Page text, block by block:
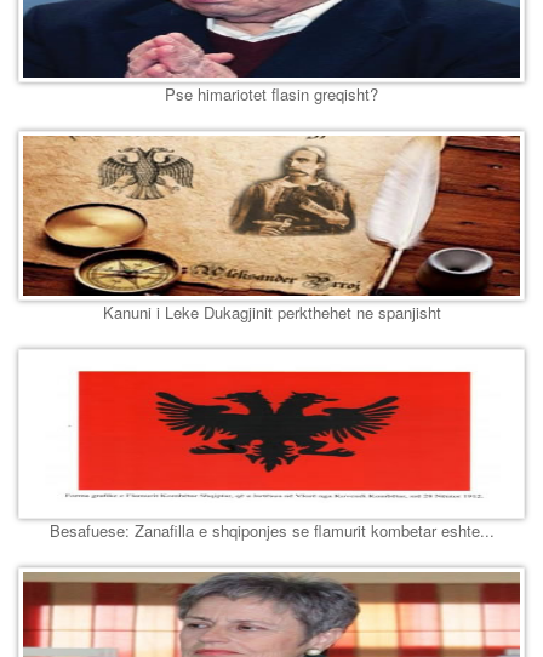
Pse himariotet flasin greqisht?
Kanuni i Leke Dukagjinit perkthehet ne spanjisht
Besafuese: Zanafilla e shqiponjes se flamurit kombetar eshte...